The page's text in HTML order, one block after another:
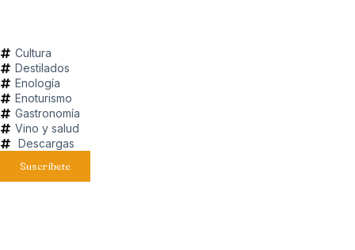
Cultura
Destilados
Enología
Enoturismo
Gastronomía
Vino y salud
Descargas
Suscríbete